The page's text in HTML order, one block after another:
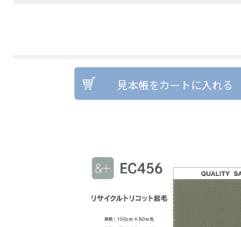
見本帳をカートに入れる